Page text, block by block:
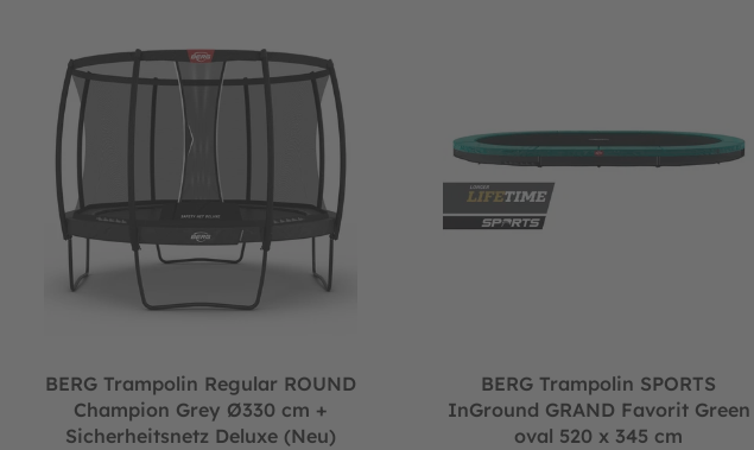
BERG Trampolin Regular ROUND
Champion Grey Ø330 cm +
Sicherheitsnetz Deluxe (Neu)
BERG Trampolin SPORTS
InGround GRAND Favorit Green
oval 520 x 345 cm